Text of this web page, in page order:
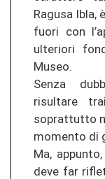
Ragusa Ibla,
fuori con
ulteriori
Museo.
Senza
risultare
soprattutto
momento di
Ma,
deve far